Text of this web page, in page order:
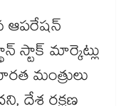
ఆపరేషన్
స్టాక్ మార్కెట్లు
మంత్రులు